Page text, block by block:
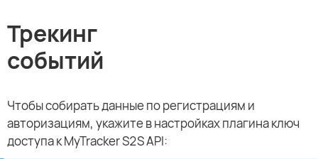
Трекинг
событий
Чтобы собирать данные по регистрациям и
авторизациям, укажите в настройках плагина ключ
доступа к MyTracker S2S API: